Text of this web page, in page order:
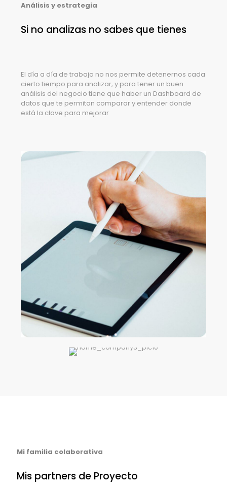
Análisis y estrategia
Si no analizas no sabes que tienes
El día a día de trabajo no nos permite detenernos cada
cierto tiempo para analizar, y para tener un buen
análisis del negocio tiene que haber un Dashboard de
datos que te permitan comparar y entender donde
está la clave para mejorar
Mi familia colaborativa
Mis partners de Proyecto